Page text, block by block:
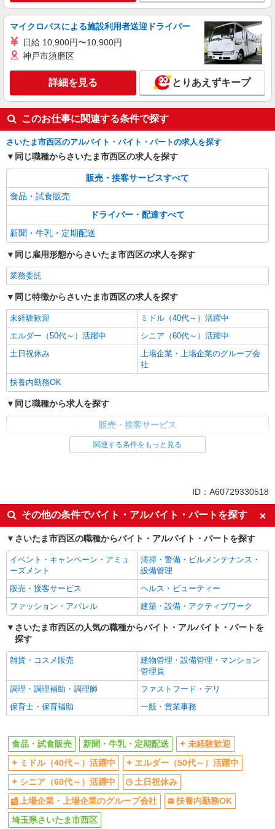
マイクロバスによる施設利用者送迎ドライバー
日給 10,900円〜10,900円
神戸市須磨区
詳細を見る とりあえずキープ
このお仕事に関連する条件で探す
さいたま市西区のアルバイト・バイト・パートの求人を探す
同じ職種からさいたま市西区の求人を探す
販売・接客サービスすべて
食品・試食販売
ドライバー・配達すべて
新聞・牛乳・定期配送
同じ雇用形態からさいたま市西区の求人を探す
業務委託
同じ特徴からさいたま市西区の求人を探す
未経験歓迎
ミドル（40代～）活躍中
エルダー（50代～）活躍中
シニア（60代～）活躍中
土日祝休み
上場企業・上場企業のグループ会
社
扶養内勤務OK
同じ職種から求人を探す
販売・接客サービス
未経験歓迎
ミドル（40代～）活躍中
土日祝休み
上場企業・上場企業のグループ会
扶養内勤務OK
関連する条件をもっと見る
ID：A60729330518
その他の条件でバイト・アルバイト・パートを探す
さいたま市西区の職種からバイト・アルバイト・パートを探す
イベント・キャンペーン・アミュ
ーズメント
清掃・警備・ビルメンテナンス・
設備管理
販売・接客サービス
ヘルス・ビューティー
ファッション・アパレル
建築・設備・アクティブワーク
さいたま市西区の人気の職種からバイト・アルバイト・パートを
探す
雑貨・コスメ販売
建物管理・設備管理・マンション
管理員
調理・調理補助・調理師
ファストフード・デリ
保育士・保育補助
一般・営業事務
食品・試食販売 新聞・牛乳・定期配送
未経験歓迎
ミドル（40代～）活躍中
エルダー（50代～）活躍中
シニア（60代～）活躍中
土日祝休み
上場企業・上場企業のグループ会社
扶養内勤務OK
埼玉県さいたま市西区